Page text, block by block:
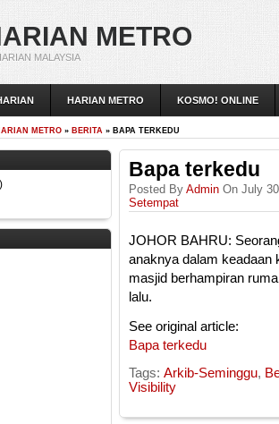
METRO
MALAYSIA
HARIAN METRO KOSMO! ONLINE
METRO » BERITA » BAPA TERKEDU
Bapa terkedu
Posted By Admin On July
Setempat
JOHOR BAHRU:
anaknya dalam keadaan
masjid berhampiran
lalu.
See original article:
Bapa terkedu
Tags: Arkib-Seminggu,
Visibility